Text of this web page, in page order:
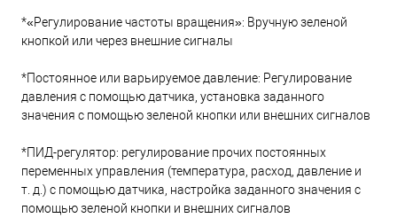
*«Регулирование частоты вращения»: Вручную зеленой
кнопкой или через внешние сигналы
*Постоянное или варьируемое давление: Регулирование
давления с помощью датчика, установка заданного
значения с помощью зеленой кнопки или внешних сигналов
*ПИД-регулятор: регулирование прочих постоянных
переменных управления (температура, расход, давление и
т. д.) с помощью датчика, настройка заданного значения с
помощью зеленой кнопки и внешних сигналов